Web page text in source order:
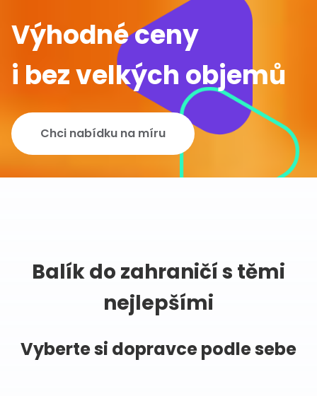
Výhodné ceny
i bez velkých objemů
Chci nabídku na míru
Balík do zahraničí s těmi
nejlepšími
Vyberte si dopravce podle sebe